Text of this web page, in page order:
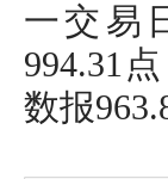
一交易
994.31
数报